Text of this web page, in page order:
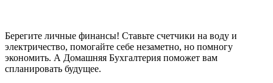
Берегите личные финансы! Ставьте счетчики на воду и
электричество, помогайте себе незаметно, но помногу
экономить. А Домашняя Бухгалтерия поможет вам
спланировать будущее.